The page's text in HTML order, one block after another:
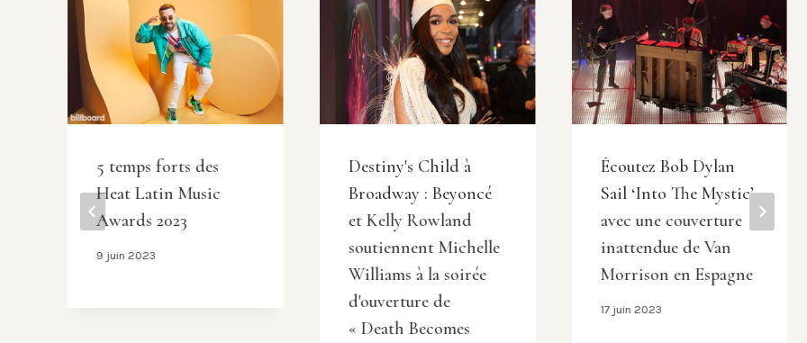
5 temps forts des
Heat Latin Music
Awards 2023
9 juin 2023
Destiny's Child à
Broadway : Beyoncé
et Kelly Rowland
soutiennent Michelle
Williams à la soirée
d'ouverture de
« Death Becomes
Écoutez Bob Dylan
Sail ‘Into The Mystic’
avec une couverture
inattendue de Van
Morrison en Espagne
17 juin 2023